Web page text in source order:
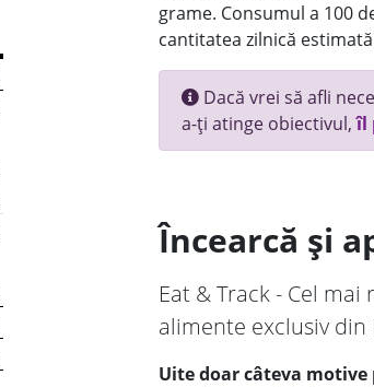
grame. Consumul a 100
cantitatea zilnică
Dacă vrei să afli
a-ți atinge obiectivul,îl
Încearcă și
Eat & Track - Cel
alimente exclusiv din
Uite doar câteva